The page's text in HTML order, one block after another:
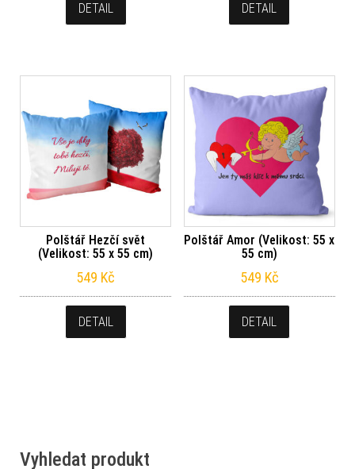
DETAIL DETAIL
Polštář Hezčí svět
(Velikost: 55 x 55 cm)
549 Kč
DETAIL
Polštář Amor (Velikost: 55 x
55 cm)
549 Kč
DETAIL
Vyhledat produkt